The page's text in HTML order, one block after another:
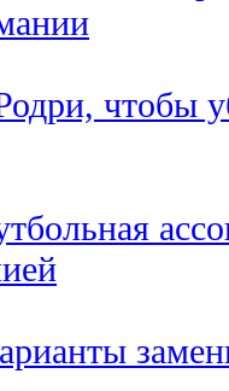
чтобы